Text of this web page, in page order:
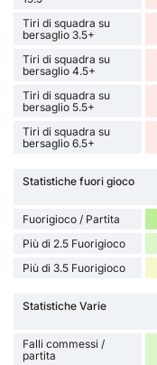
Tiri di squadra su
bersaglio 3.5+
Tiri di squadra su
bersaglio 4.5+
Tiri di squadra su
bersaglio 5.5+
Tiri di squadra su
bersaglio 6.5+
Statistiche fuori gioco
Fuorigioco / Partita
Più di 2.5 Fuorigioco
Più di 3.5 Fuorigioco
Statistiche Varie
Falli commessi /
partita